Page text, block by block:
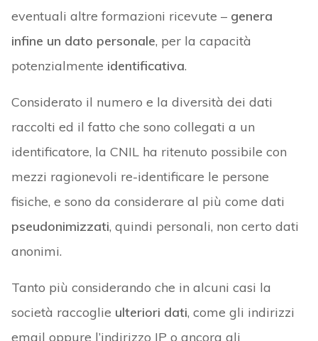
eventuali altre formazioni ricevute – genera
infine un dato personale, per la capacità
potenzialmente identificativa.
Considerato il numero e la diversità dei dati
raccolti ed il fatto che sono collegati a un
identificatore, la CNIL ha ritenuto possibile con
mezzi ragionevoli re-identificare le persone
fisiche, e sono da considerare al più come dati
pseudonimizzati, quindi personali, non certo dati
anonimi.
Tanto più considerando che in alcuni casi la
società raccoglie ulteriori dati, come gli indirizzi
email oppure l’indirizzo IP o ancora gli